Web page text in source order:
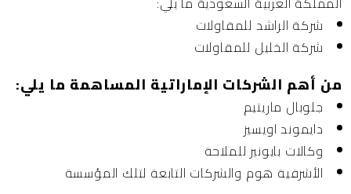
شركة الراشد للمقاولات
شركة الخليل للمقاولات
من أهم الشركات الإماراتية المساهمة ما يلي:
جلوبال ماريتيم
دايموند اويسيز
وكالات بايونير للملاحة
الأشرفية هوم والشركات التابعة لتلك المؤسسة